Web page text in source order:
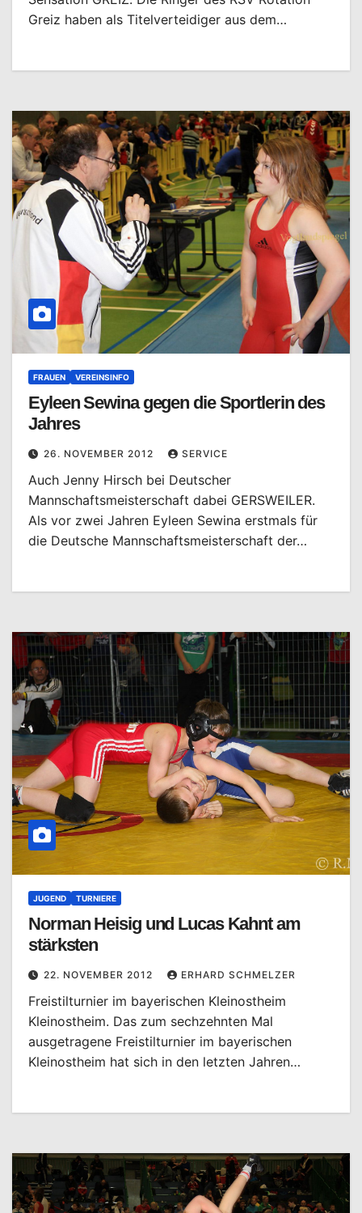
Greiz haben als Titelverteidiger aus dem…
FRAUEN VEREINSINFO
Eyleen Sewina gegen die Sportlerin des
Jahres
26. NOVEMBER 2012 SERVICE
Auch Jenny Hirsch bei Deutscher
Mannschaftsmeisterschaft dabei GERSWEILER.
Als vor zwei Jahren Eyleen Sewina erstmals für
die Deutsche Mannschaftsmeisterschaft der…
JUGEND TURNIERE
Norman Heisig und Lucas Kahnt am
stärksten
22. NOVEMBER 2012 ERHARD SCHMELZER
Freistilturnier im bayerischen Kleinostheim
Kleinostheim. Das zum sechzehnten Mal
ausgetragene Freistilturnier im bayerischen
Kleinostheim hat sich in den letzten Jahren…